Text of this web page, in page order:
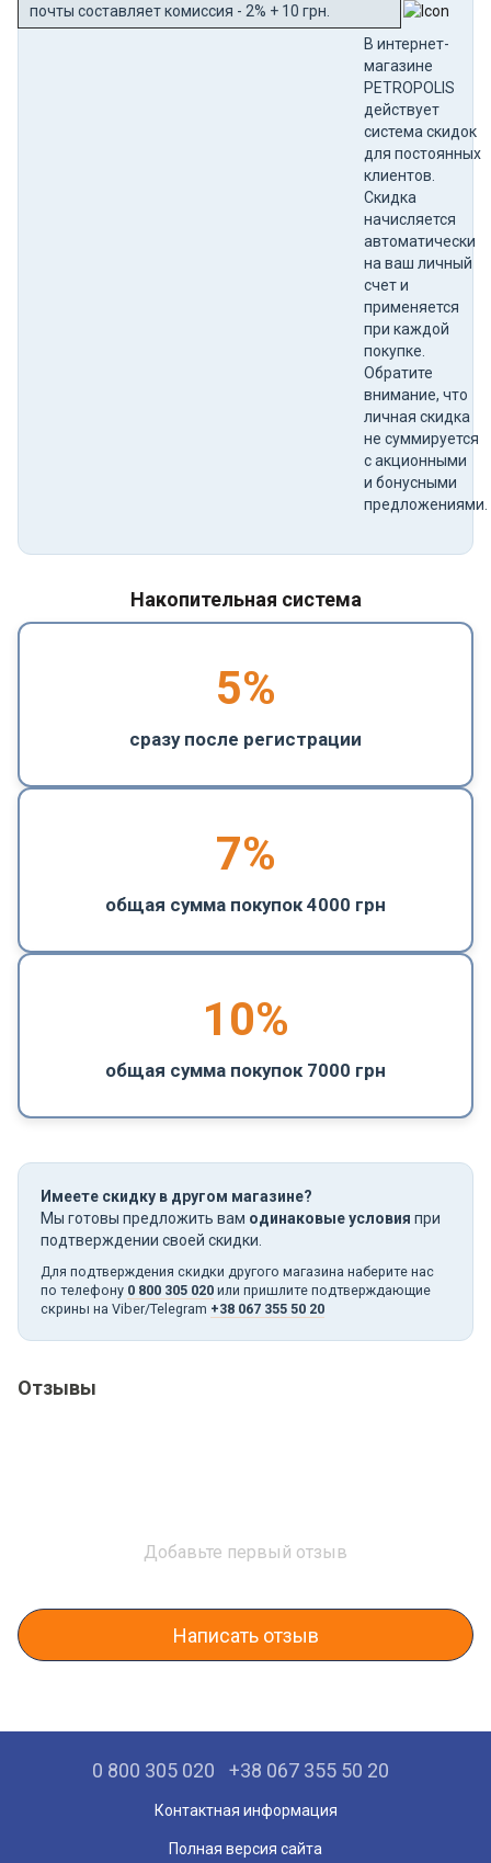
почты составляет комиссия - 2% + 10 грн.
В интернет-
магазине
PETROPOLIS
действует
система скидок
для постоянных
клиентов.
Скидка
начисляется
автоматически
на ваш личный
счет и
применяется
при каждой
покупке.
Обратите
внимание, что
личная скидка
не суммируется
с акционными
и бонусными
предложениями.
Накопительная система
5%
сразу после регистрации
7%
общая сумма покупок 4000 грн
10%
общая сумма покупок 7000 грн
Имеете скидку в другом магазине?
Мы готовы предложить вам одинаковые условия при
подтверждении своей скидки.
Для подтверждения скидки другого магазина наберите нас
по телефону 0 800 305 020 или пришлите подтверждающие
скрины на Viber/Telegram +38 067 355 50 20
Отзывы
Добавьте первый отзыв
Написать отзыв
0 800 305 020 +38 067 355 50 20
Контактная информация
Полная версия сайта